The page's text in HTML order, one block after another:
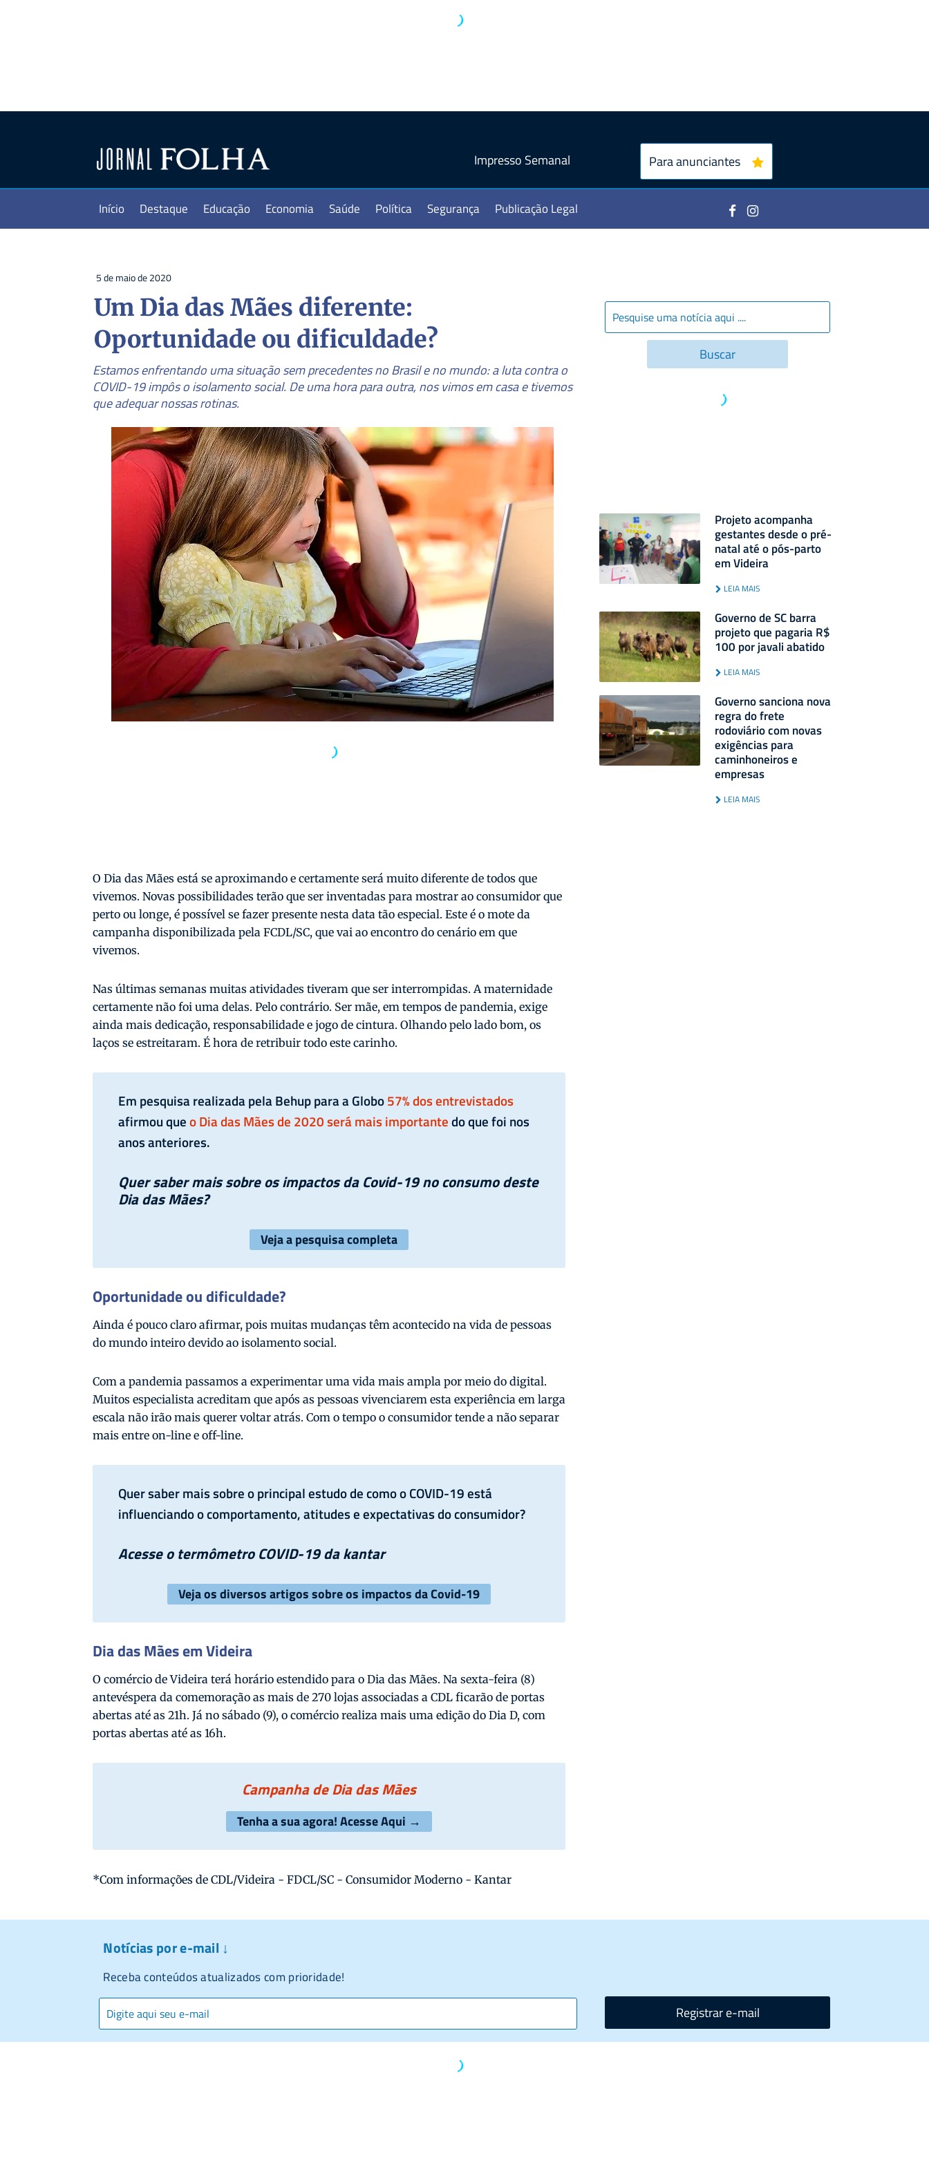
Impresso Semanal Para anunciantes
Início Destaque Educação Economia Saúde Política Segurança Publicação Legal
5 de maio de 2020
Um Dia das Mães diferente:
Oportunidade ou dificuldade?
Estamos enfrentando uma situação sem precedentes no Brasil e no mundo: a luta contra o
COVID-19 impôs o isolamento social. De uma hora para outra, nos vimos em casa e tivemos
que adequar nossas rotinas.
O Dia das Mães está se aproximando e certamente será muito diferente de todos que
vivemos. Novas possibilidades terão que ser inventadas para mostrar ao consumidor que
perto ou longe, é possível se fazer presente nesta data tão especial. Este é o mote da
campanha disponibilizada pela FCDL/SC, que vai ao encontro do cenário em que
vivemos.
Nas últimas semanas muitas atividades tiveram que ser interrompidas. A maternidade
certamente não foi uma delas. Pelo contrário. Ser mãe, em tempos de pandemia, exige
ainda mais dedicação, responsabilidade e jogo de cintura. Olhando pelo lado bom, os
laços se estreitaram. É hora de retribuir todo este carinho.
Em pesquisa realizada pela Behup para a Globo57% dos entrevistados
afirmou queo Dia das Mães de 2020 será mais importantedo que foi nos
anos anteriores.
Quer saber mais sobre os impactos da Covid-19 no consumo deste
Dia das Mães?
Veja a pesquisa completa
Oportunidade ou dificuldade?
Ainda é pouco claro afirmar, pois muitas mudanças têm acontecido na vida de pessoas
do mundo inteiro devido ao isolamento social.
Com a pandemia passamos a experimentar uma vida mais ampla por meio do digital.
Muitos especialista acreditam que após as pessoas vivenciarem esta experiência em larga
escala não irão mais querer voltar atrás. Com o tempo o consumidor tende a não separar
mais entre on-line e off-line.
Quer saber mais sobre o principal estudo de como o COVID-19 está
influenciando o comportamento, atitudes e expectativas do consumidor?
Acesse o termômetro COVID-19 da kantar
Veja os diversos artigos sobre os impactos da Covid-19
Dia das Mães em Videira
O comércio de Videira terá horário estendido para o Dia das Mães. Na sexta-feira (8)
antevéspera da comemoração as mais de 270 lojas associadas a CDL ficarão de portas
abertas até as 21h. Já no sábado (9), o comércio realiza mais uma edição do Dia D, com
portas abertas até as 16h.
Campanha de Dia das Mães
Tenha a sua agora! Acesse Aqui →
*Com informações de CDL/Videira - FDCL/SC - Consumidor Moderno - Kantar
Projeto acompanha
gestantes desde o pré-
natal até o pós-parto
em Videira
LEIA MAIS
Governo de SC barra
projeto que pagaria R$
100 por javali abatido
LEIA MAIS
Governo sanciona nova
regra do frete
rodoviário com novas
exigências para
caminhoneiros e
empresas
LEIA MAIS
Notícias por e-mail ↓
Receba conteúdos atualizados com prioridade!
Registrar e-mail